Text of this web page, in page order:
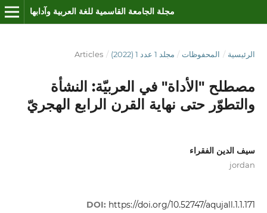
مجلة الجامعة القاسمية للغة العربية وآدابها
الرئيسية / المحفوظات / مجلد 1 عدد 1 (2022) /
Articles
مصطلح "الأداة" في العربيّة: النشأة
والتطوّر حتى نهاية القرن الرابع الهجريّ
سيف الدين الفقراء
jordan
DOI: https://doi.org/10.52747/aqujall.1.1.171